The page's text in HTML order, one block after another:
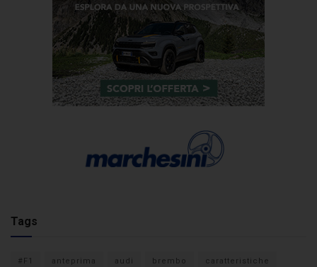
Tags
#F1 anteprima audi brembo caratteristiche